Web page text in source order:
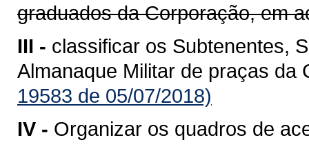
graduados da Corporação, em
III - classificar os Subtenentes,
Almanaque Militar de praças da
19583 de 05/07/2018)
IV - Organizar os quadros de